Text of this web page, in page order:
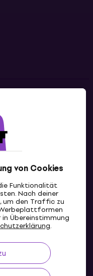
von Cookies
Funktionalität
Nach deiner
um den Traffic zu
Übereinstimmung
.